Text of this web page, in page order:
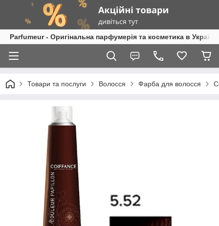
Parfumeur - Оригінальна парфумерія та косметика в Україні
Товари та послуги Волосся Фарба для волосся